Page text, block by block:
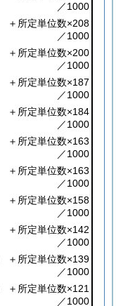
／1000
＋所定単位数×208
／1000
＋所定単位数×200
／1000
＋所定単位数×187
／1000
＋所定単位数×184
／1000
＋所定単位数×163
／1000
＋所定単位数×163
／1000
＋所定単位数×158
／1000
＋所定単位数×142
／1000
＋所定単位数×139
／1000
＋所定単位数×121
／1000